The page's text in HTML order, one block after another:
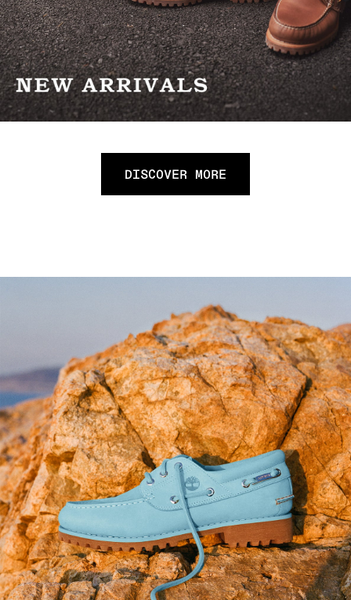
DISCOVER MORE